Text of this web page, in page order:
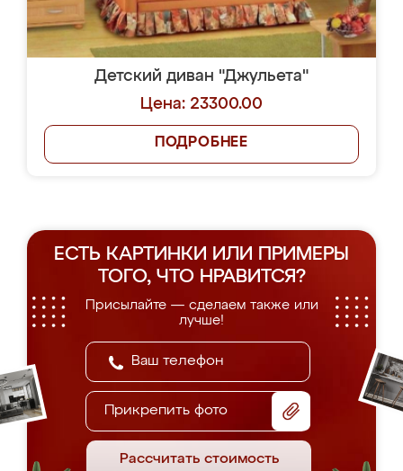
Детский диван "Джульета"
Цена: 23300.00
ПОДРОБНЕЕ
ЕСТЬ КАРТИНКИ ИЛИ ПРИМЕРЫ
ТОГО, ЧТО НРАВИТСЯ?
Присылайте — сделаем также или
лучше!
Прикрепить фото
Рассчитать стоимость